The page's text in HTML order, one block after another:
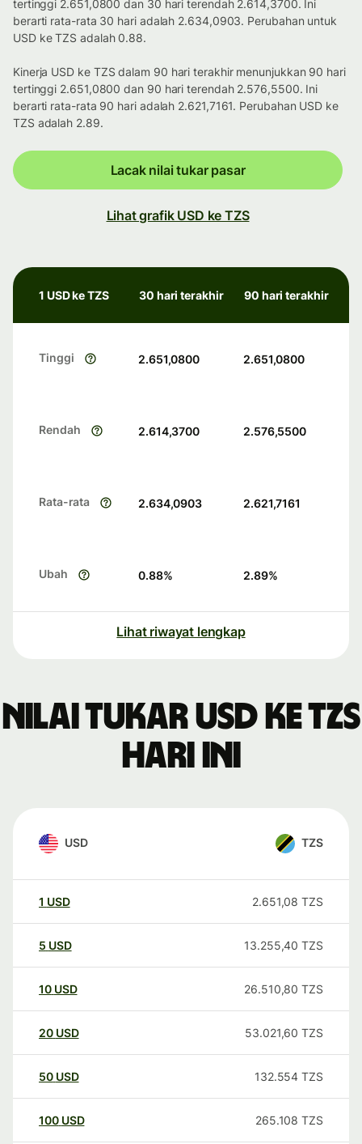
tertinggi 2.651,0800 dan 30 hari terendah 2.614,3700. Ini
berarti rata-rata 30 hari adalah 2.634,0903. Perubahan untuk
USD ke TZS adalah 0.88.
Kinerja USD ke TZS dalam 90 hari terakhir menunjukkan 90 hari
tertinggi 2.651,0800 dan 90 hari terendah 2.576,5500. Ini
berarti rata-rata 90 hari adalah 2.621,7161. Perubahan USD ke
TZS adalah 2.89.
Lacak nilai tukar pasar
Lihat grafik USD ke TZS
1 USD ke TZS 30 hari terakhir 90 hari terakhir
Tinggi 2.651,0800 2.651,0800
Rendah 2.614,3700 2.576,5500
Rata-rata 2.634,0903 2.621,7161
Ubah 0.88% 2.89%
Lihat riwayat lengkap
Nilai tukar USD ke TZS
hari ini
USD TZS
1 USD 2.651,08 TZS
5 USD 13.255,40 TZS
10 USD 26.510,80 TZS
20 USD 53.021,60 TZS
50 USD 132.554 TZS
100 USD 265.108 TZS